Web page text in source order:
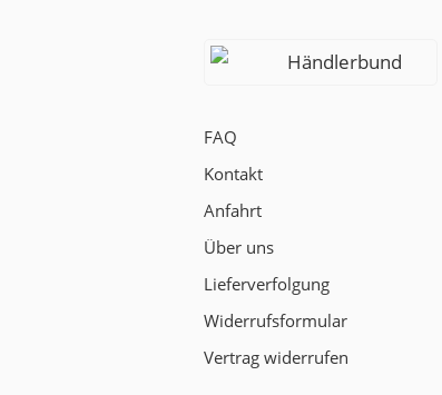
Händlerbund
FAQ
Kontakt
Anfahrt
Über uns
Lieferverfolgung
Widerrufsformular
Vertrag widerrufen